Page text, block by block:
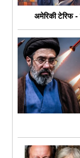
अमेरिकी टेरिफ -